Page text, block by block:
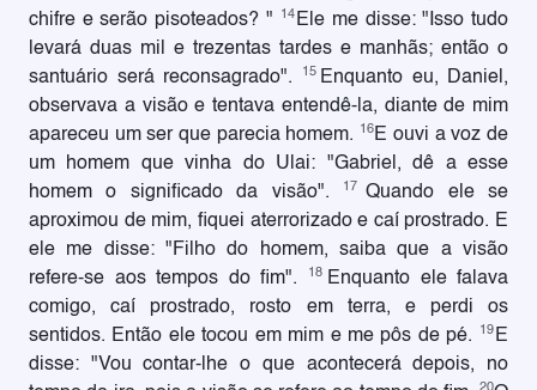
chifre e serão pisoteados? "
14 Ele me disse: "Isso tudo
levará duas mil e trezentas tardes e manhãs; então o
santuário será reconsagrado".
15 Enquanto eu, Daniel,
observava a visão e tentava entendê-la, diante de mim
apareceu um ser que parecia homem. 16 E ouvi a voz de
um homem que vinha do Ulai: "Gabriel, dê a esse
homem o significado da visão".
17
Quando ele se
aproximou de mim, fiquei aterrorizado e caí prostrado. E
ele me disse: "Filho do homem, saiba que a visão
refere-se aos tempos do fim".
18
Enquanto ele falava
comigo, caí prostrado, rosto em terra, e perdi os
sentidos. Então ele tocou em mim e me pôs de pé.
19 E
disse: "Vou contar-lhe o que acontecerá depois, no